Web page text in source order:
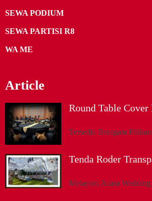
SEWA PODIUM
SEWA PARTISI R8
WA ME
Article
Round Table Cover
Tersedia Beragam
Tenda Roder
Melayani Acara